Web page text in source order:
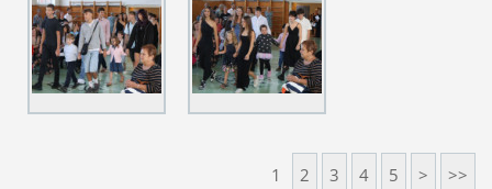
1 2 3 4 5 > >>